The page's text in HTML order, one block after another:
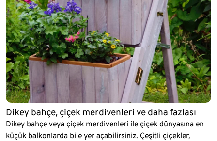
Dikey bahçe, çiçek merdivenleri ve daha fazlası
Dikey bahçe veya çiçek merdivenleri ile çiçek dünyasına en
küçük balkonlarda bile yer açabilirsiniz. Çeşitli çiçekler,